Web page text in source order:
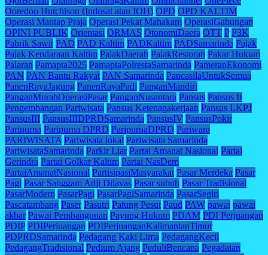
Ooredoo Hutchison (Indosat atau IOH) OPD OPD KALTIM
Operasi Mantap Praja Operasi Pekat Mahakam OperasiGabungan
OPINI PUBLIK Orientasi ORMAS OtonomiDaera OTT P P3K
Pabrik Sawit PAD PAD Kaltim PADKaltim PADSamarinda Pajak
Pajak Kendaraan Kaltim PajakDaerah PajakRestoran Pakar Hukum
Palaran Pamapta2025 PamaptaPolrestaSamarinda PameranEkonomi
PAN PAN Bantu Rakyat PAN Samarinda PancasilaUntukSemua
PanenRayaJagung PanenRayaPadi PanganMandiri
PanganMurahOperasiPasar PanganNusantara Pansus Pansus II
Pengembangan Pariwisata Pansus Ketenagakerjaan Pansus LKPJ
PansusIII PansusIIIDPRDSamarinda PansusIV PansusPokir
Paripurna Paripurna DPRD ParipurnaDPRD Pariwara
PARIWISATA Pariwisata lokal Pariwisata Samarinda
PariwisataSamarinda Parkir Liar Partai Amanat Nasional Partai
Gerindra Partai Golkar Kaltim Partai NasDem
PartaiAmanatNasional PartisipasiMasyarakat Pasar Merdeka Pasar
Pagi Pasar Sanggam Adji Dilayas Pasar subuh Pasar Tradisional
PasarModern PasarPagi PasarPagiSamarinda PasarSegiri
Pascatambang Paser Pasutri Patung Pesut Paud PAW pawai pawai
akbar Pawai Pembangunan Payung Hukum PDAM PDI Perjuangan
PDIP PDIPerjuangan PDIPerjuanganKalimantanTimur
PDPRDSamarinda Pedagang Kaki Lima PedagangKecil
PedagangTradisional Pedium Ajang PeduliBencana Pegadaian